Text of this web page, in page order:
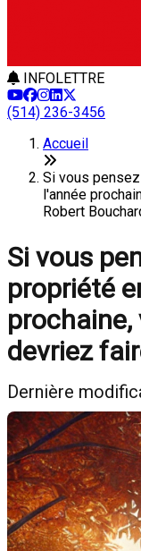
INFOLETTRE
(514) 236-3456
Accueil
Si vous
l'année
Robert
Si vous
propriété
prochaine,
devriez
Dernière